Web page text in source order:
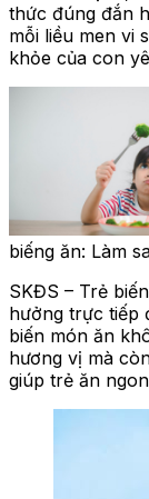
thức đúng đắn
mỗi liều men vi
khỏe của con
biếng ăn: Làm
SKĐS – Trẻ
hưởng trực tiếp
biến món ăn
hương vị mà
giúp trẻ ăn